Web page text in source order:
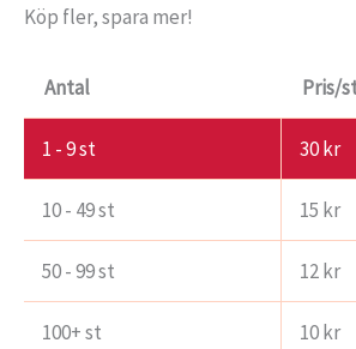
Köp fler, spara mer!
Antal Pris/
1 - 9st 30kr
10 - 49 st 15 kr
50 - 99 st 12kr
100+ st 10kr